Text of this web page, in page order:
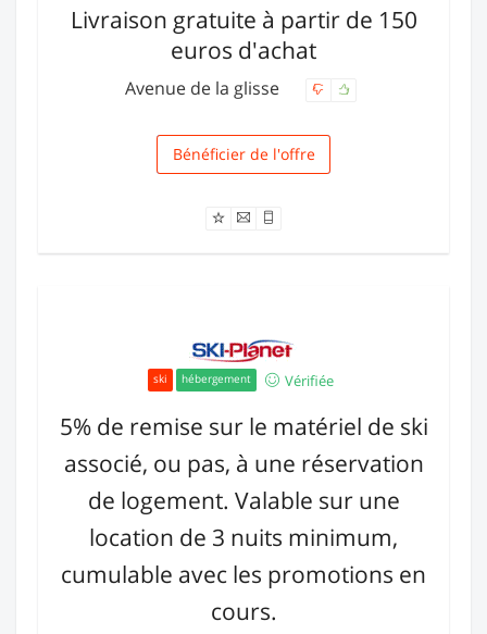
Livraison gratuite à partir de 150
euros d'achat
Avenue de la glisse
Livraison
Bénéficier de l'offre
ski hébergement Vérifiée
5% de remise sur le matériel de ski
associé, ou pas, à une réservation
de logement. Valable sur une
location de 3 nuits minimum,
cumulable avec les promotions en
cours.